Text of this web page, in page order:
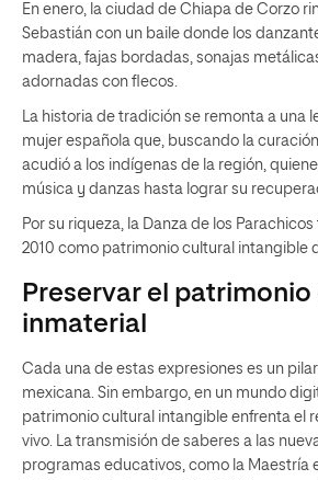
En enero, la ciudad de Chiapa de Corzo
Sebastián con un baile donde los
madera, fajas bordadas, sonajas
adornadas con flecos.
La historia de tradición se remonta a una
mujer española que, buscando la
acudió a los indígenas de la región,
música y danzas hasta lograr su
Por su riqueza, la Danza de los
2010 como patrimonio cultural intangible
Preservar el patrimonio
inmaterial
Cada una de estas expresiones es un
mexicana. Sin embargo, en un mundo
patrimonio cultural intangible enfrenta el
vivo. La transmisión de saberes a las
programas educativos, como la Maestría